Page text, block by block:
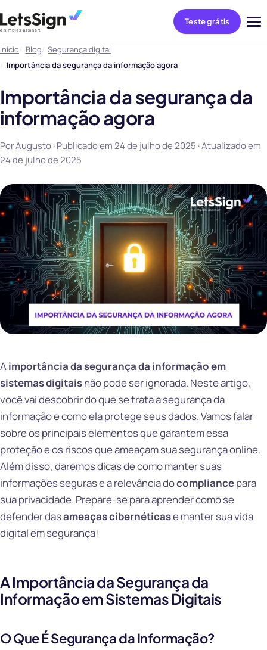
Teste grátis
Início Blog
Segurança digital
Importância da segurança da informação agora
Importância da segurança da
informação agora
Por Augusto · Publicado em24 de julho de 2025 · Atualizado em
24 de julho de 2025
Aimportância da segurança da informação em
sistemas digitaisnão pode ser ignorada. Neste artigo,
você vai descobrir do que se trata a segurança da
informação e como ela protege seus dados. Vamos falar
sobre os principais elementos que garantem essa
proteção e os riscos que ameaçam sua segurança online.
Além disso, daremos dicas de como manter suas
informações seguras e a relevância docompliancepara
sua privacidade. Prepare-se para aprender como se
defender dasameaças cibernéticase manter sua vida
digital em segurança!
A Importância da Segurança da
Informação em Sistemas Digitais
O Que É Segurança da Informação?